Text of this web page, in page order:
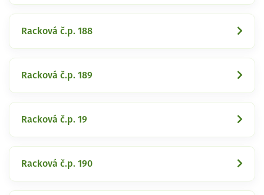
Racková č.p. 188
Racková č.p. 189
Racková č.p. 19
Racková č.p. 190